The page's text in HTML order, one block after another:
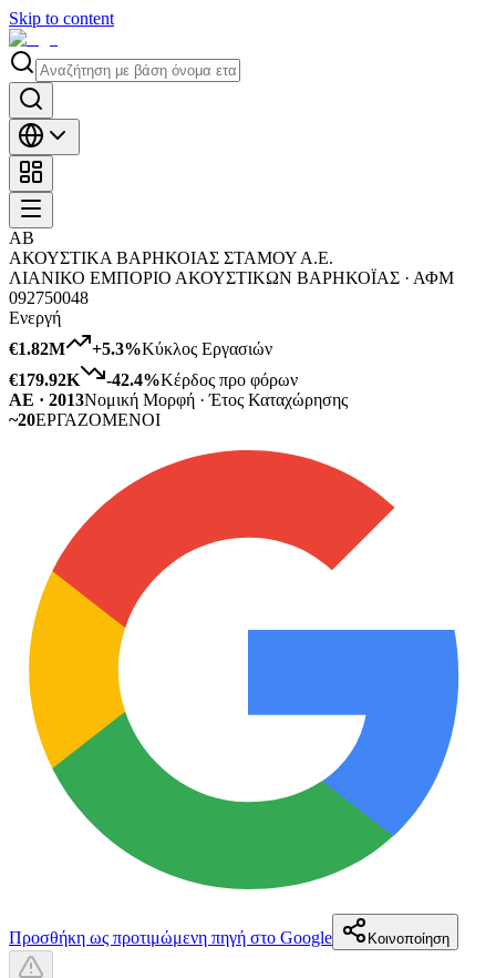
Skip to content
ΑΒ
ΑΚΟΥΣΤΙΚΑ ΒΑΡΗΚΟΙΑΣ ΣΤΑΜΟΥ Α.Ε.
ΛΙΑΝΙΚΟ ΕΜΠΟΡΙΟ ΑΚΟΥΣΤΙΚΩΝ ΒΑΡΗΚΟΪΑΣ · ΑΦΜ
092750048
Ενεργή
€1.82M
+5.3%Κύκλος Εργασιών
€179.92K
-42.4%Κέρδος προ φόρων
ΑΕ · 2013Νομική Μορφή · Έτος Καταχώρησης
~20ΕΡΓΑΖΟΜΕΝΟΙ
Προσθήκη ως προτιμώμενη πηγή στο Google Κοινοποίηση